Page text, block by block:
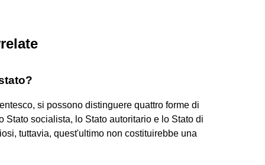
si possono distinguere quattro forme di
Stato socialista, lo Stato autoritario e lo Stato di
tuttavia, quest'ultimo non costituirebbe una